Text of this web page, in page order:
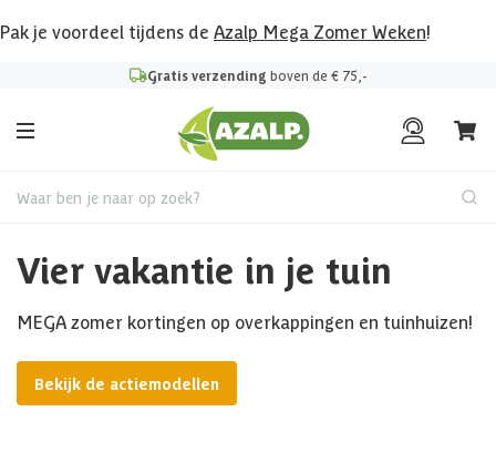
Pak je voordeel tijdens de Azalp Mega Zomer Weken!
Gratis verzending boven de € 75,-
Waar ben je naar op zoek?
Vier vakantie in je tuin
MEGA zomer kortingen op overkappingen en tuinhuizen!
Bekijk de actiemodellen